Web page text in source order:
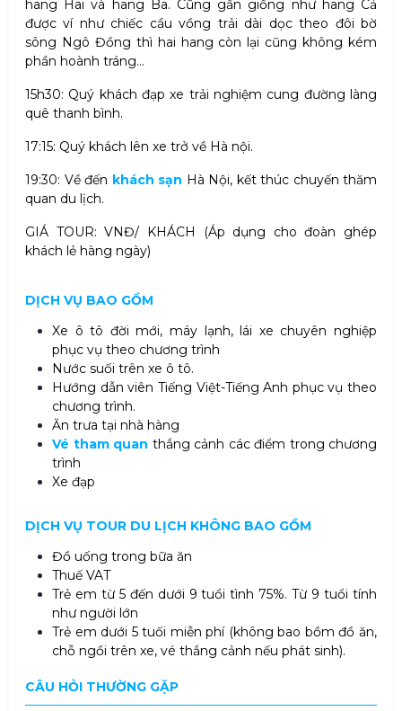
hang Hai và hang Ba. Cũng gần giống như hang Cả
được ví như chiếc cầu vồng trải dài dọc theo đôi bờ
sông Ngô Đồng thì hai hang còn lại cũng không kém
phần hoành tráng…
15h30: Quý khách đạp xe trải nghiệm cung đường làng
quê thanh bình.
17:15: Quý khách lên xe trở về Hà nội.
19:30: Về đến khách sạn Hà Nội, kết thúc chuyến thăm
quan du lịch.
GIÁ TOUR: VNĐ/ KHÁCH (Áp dụng cho đoàn ghép
khách lẻ hàng ngày)
DỊCH VỤ BAO GỒM
Xe ô tô đời mới, máy lạnh, lái xe chuyên nghiệp
phục vụ theo chương trình
Nước suối trên xe ô tô.
Hướng dẫn viên Tiếng Việt-Tiếng Anh phục vụ theo
chương trình.
Ăn trưa tại nhà hàng
Vé tham quan thắng cảnh các điểm trong chương
trình
Xe đạp
DỊCH VỤ TOUR DU LỊCH KHÔNG BAO GỒM
Đồ uống trong bữa ăn
Thuế VAT
Trẻ em từ 5 đến dưới 9 tuổi tình 75%. Từ 9 tuổi tính
như người lớn
Trẻ em dưới 5 tuối miễn phí (không bao bồm đồ ăn,
chỗ ngồi trên xe, vé thắng cảnh nếu phát sinh).
CÂU HỎI THƯỜNG GẶP